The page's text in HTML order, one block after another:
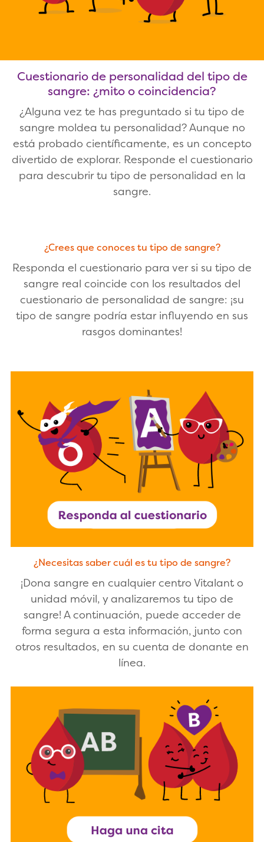
Cuestionario de personalidad del tipo de
sangre: ¿mito o coincidencia?
¿Alguna vez te has preguntado si tu tipo de
sangre moldea tu personalidad? Aunque no
está probado científicamente, es un concepto
divertido de explorar. Responde el cuestionario
para descubrir tu tipo de personalidad en la
sangre.
¿Crees que conoces tu tipo de sangre?
Responda el cuestionario para ver si su tipo de
sangre real coincide con los resultados del
cuestionario de personalidad de sangre: ¡su
tipo de sangre podría estar influyendo en sus
rasgos dominantes!
¿Necesitas saber cuál es tu tipo de sangre?
¡Dona sangre en cualquier centro Vitalant o
unidad móvil, y analizaremos tu tipo de
sangre! A continuación, puede acceder de
forma segura a esta información, junto con
otros resultados, en su cuenta de donante en
línea.